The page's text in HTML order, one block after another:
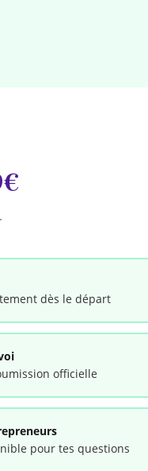
dès le départ
officielle
pour tes questions